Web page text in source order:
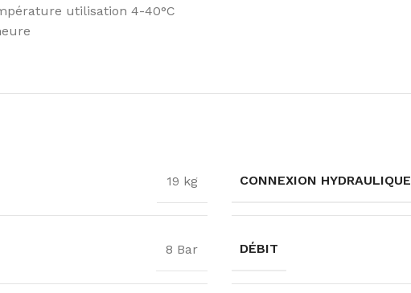
utilisation 4-40°C
19 kg CONNEXION HYDRAULIQUE
8 Bar DÉBIT